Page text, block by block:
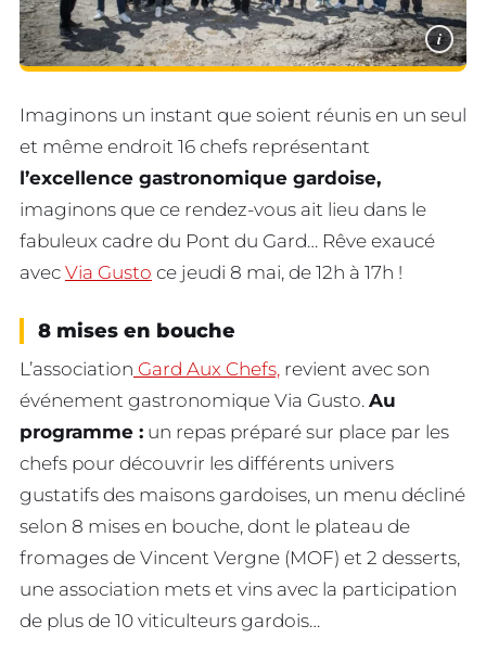
i
Imaginons un instant que soient réunis en un seul
et même endroit 16 chefs représentant
l’excellence gastronomique gardoise,
imaginons que ce rendez-vous ait lieu dans le
fabuleux cadre du Pont du Gard… Rêve exaucé
avec Via Gusto ce jeudi 8 mai, de 12h à 17h !
8 mises en bouche
L’association Gard Aux Chefs, revient avec son
événement gastronomique Via Gusto. Au
programme : un repas préparé sur place par les
chefs pour découvrir les différents univers
gustatifs des maisons gardoises, un menu décliné
selon 8 mises en bouche, dont le plateau de
fromages de Vincent Vergne (MOF) et 2 desserts,
une association mets et vins avec la participation
de plus de 10 viticulteurs gardois…